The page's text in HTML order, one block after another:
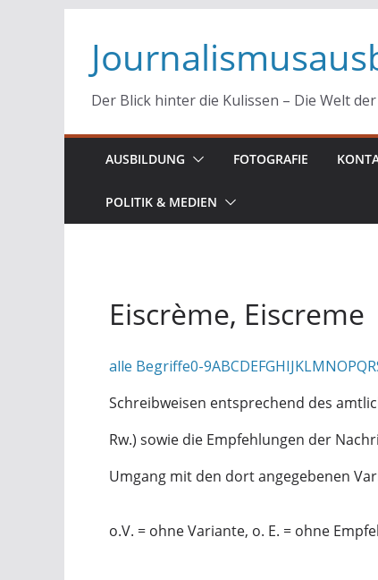
Inhalt
springen
Der Blick hinter die Kulissen – Die Welt
AUSBILDUNG FOTOGRAFIE
POLITIK & MEDIEN
Eiscrème, Eiscreme
alle Begriffe0-9ABCDEFGHIJKLMNOPQR
Schreibweisen entsprechend des
Rw.) sowie die Empfehlungen der
Umgang mit den dort angegebenen
o.V. = ohne Variante, o. E. = ohne